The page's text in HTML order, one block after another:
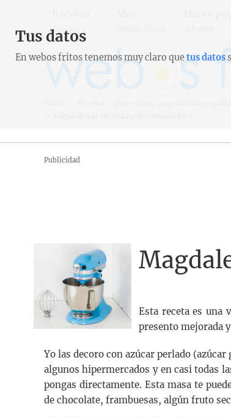
fáciles
Publicidad
Esta receta es una
presento mejorada
Yo las decoro con azúcar perlado
algunos hipermercados y en casi todas
pongas directamente. Esta masa te
de chocolate, frambuesas, algún fruto
Tus datos
En webos fritos tenemos muy claro quetus datos